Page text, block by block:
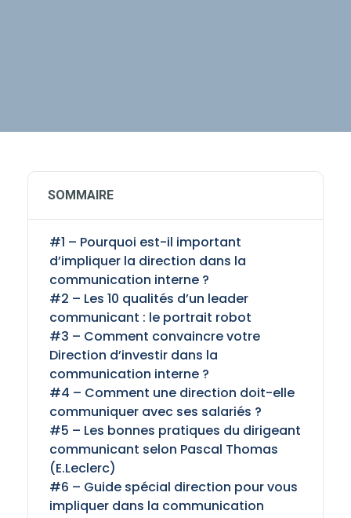
SOMMAIRE
#1 – Pourquoi est-il important
d’impliquer la direction dans la
communication interne ?
#2 – Les 10 qualités d’un leader
communicant : le portrait robot
#3 – Comment convaincre votre
Direction d’investir dans la
communication interne ?
#4 – Comment une direction doit-elle
communiquer avec ses salariés ?
#5 – Les bonnes pratiques du dirigeant
communicant selon Pascal Thomas
(E.Leclerc)
#6 – Guide spécial direction pour vous
impliquer dans la communication